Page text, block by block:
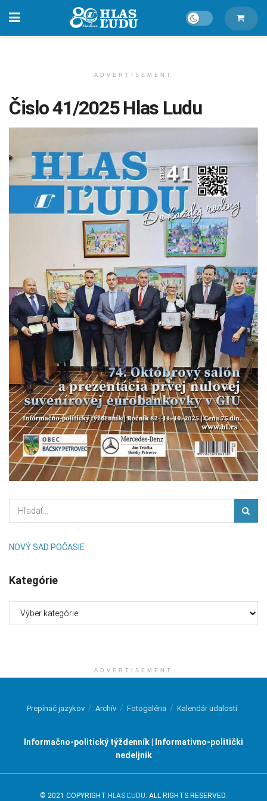
ADVERTISEMENT
Čislo 41/2025 Hlas Ludu
NOVÝ SAD POČASIE
Kategórie
ADVERTISEMENT
Prepínač jazykov Archív Fotogaléria Kalendár udalostí
Informačno-politický týždenník | Informativno-politički
nedeljnik
© 2021 COPYRIGHT HLAS ĽUDU. ALL RIGHTS RESERVED.